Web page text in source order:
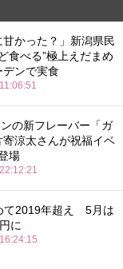
甘かった？」新潟県民
食べる”極上えだまめ
ンで実食
の新フレーバー「ガ
涼太さんが祝福イベ
場
て2019年超え 5月は
に